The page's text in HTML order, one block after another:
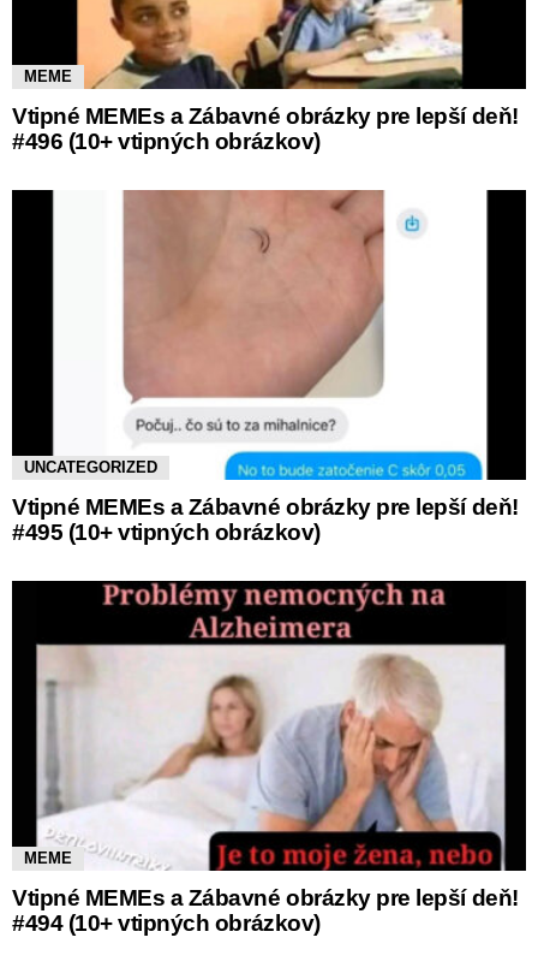
MEME
Vtipné MEMEs a Zábavné obrázky pre lepší deň!
#496 (10+ vtipných obrázkov)
UNCATEGORIZED
Vtipné MEMEs a Zábavné obrázky pre lepší deň!
#495 (10+ vtipných obrázkov)
MEME
Vtipné MEMEs a Zábavné obrázky pre lepší deň!
#494 (10+ vtipných obrázkov)